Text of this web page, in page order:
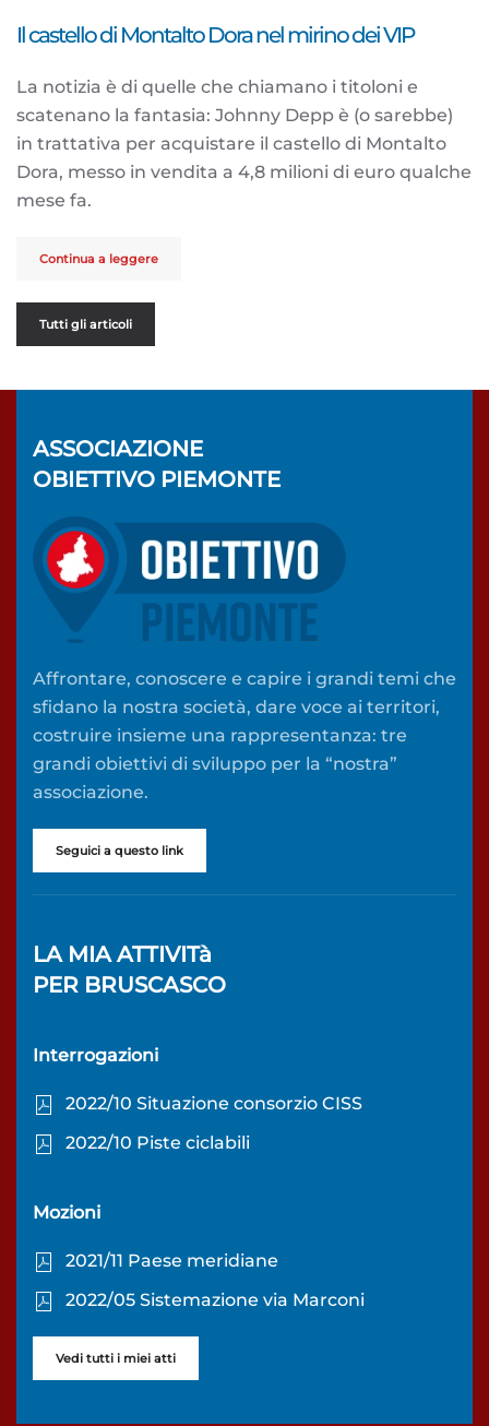
Il castello di Montalto Dora nel mirino dei VIP
La notizia è di quelle che chiamano i titoloni e
scatenano la fantasia: Johnny Depp è (o sarebbe)
in trattativa per acquistare il castello di Montalto
Dora, messo in vendita a 4,8 milioni di euro qualche
mese fa.
Continua a leggere
Tutti gli articoli
ASSOCIAZIONE
OBIETTIVO PIEMONTE
Affrontare, conoscere e capire i grandi temi che
sfidano la nostra società, dare voce ai territori,
costruire insieme una rappresentanza: tre
grandi obiettivi di sviluppo per la “nostra”
associazione.
Seguici a questo link
LA MIA ATTIVITà
PER BRUSCASCO
Interrogazioni
2022/10 Situazione consorzio CISS
2022/10 Piste ciclabili
Mozioni
2021/11 Paese meridiane
2022/05 Sistemazione via Marconi
Vedi tutti i miei atti